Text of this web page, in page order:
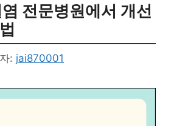
전문병원에서 개선
: jai870001